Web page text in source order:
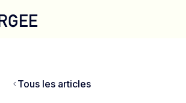
Tous les articles